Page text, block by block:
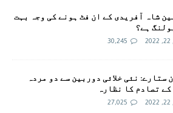
شاہ آفریدی کے ان فٹ ہونے کی وجہ بہت
ہے؟
30,245
ستارے: نئی خلائی دوربین سے دو مردہ
تصادم کا نظارہ
27,025